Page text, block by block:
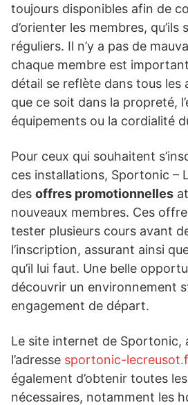
toujours disponibles afin de
d’orienter les membres,
réguliers. Il n’y a pas de
chaque membre est
détail se reflète dans tous les
que ce soit dans la propreté,
équipements ou la cordialité
Pour ceux qui souhaitent
ces installations, Sportonic –
des offres promotionnelles
nouveaux membres. Ces
tester plusieurs cours avant
l’inscription, assurant ainsi
qu’il lui faut. Une belle
découvrir un environnement
engagement de départ.
Le site internet de Sportonic,
l’adresse sportonic-
également d’obtenir toutes
nécessaires, notamment les